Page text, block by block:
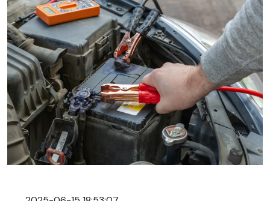
niezależnie od Twojego doświadczenia w
mechanice samochodowej. Objawy
rozładowanego akumulatora Rozładowanie
akumulatora w aucie to problem, którego żaden
kierowca […]